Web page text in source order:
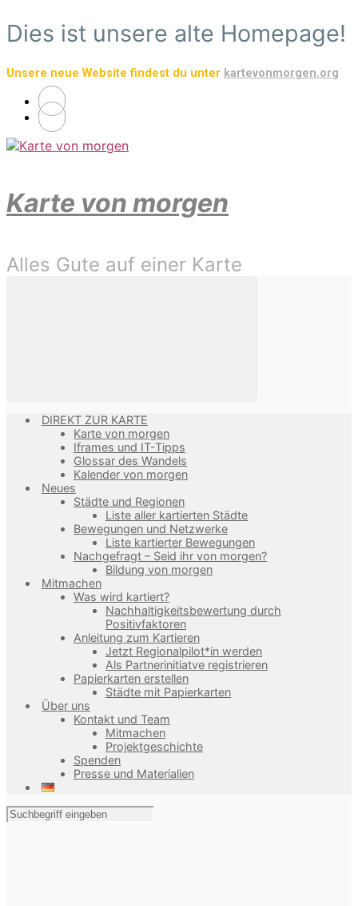
Zum
Hauptinhalt
Dies ist unsere alte Homepage!
Unsere neue Website findest du unter kartevonmorgen.org
Karte von morgen
Alles Gute auf einer Karte
DIREKT ZUR KARTE
Karte von morgen
Iframes und IT-Tipps
Glossar des Wandels
Kalender von morgen
Neues
Städte und Regionen
Liste aller kartierten Städte
Bewegungen und Netzwerke
Liste kartierter Bewegungen
Nachgefragt – Seid ihr von morgen?
Bildung von morgen
Mitmachen
Was wird kartiert?
Nachhaltigkeitsbewertung durch
Positivfaktoren
Anleitung zum Kartieren
Jetzt Regionalpilot*in werden
Als Partnerinitiatve registrieren
Papierkarten erstellen
Städte mit Papierkarten
Über uns
Kontakt und Team
Mitmachen
Projektgeschichte
Spenden
Presse und Materialien